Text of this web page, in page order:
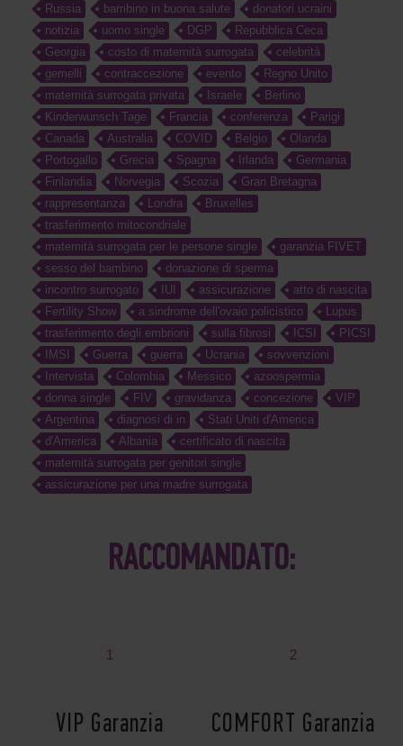
Russia
bambino in buona salute
donatori ucraini
notizia
uomo single DGP
Repubblica Ceca
Georgia
costo di maternità surrogata
celebrità
gemelli
contraccezione evento
Regno Unito
maternità surrogata privata
Israele
Berlino
Kinderwunsch Tage
Francia conferenza
Parigi
Canada
Australia COVID Belgio
Olanda
Portogallo
Grecia Spagna Irlanda
Germania
Finlandia
Norvegia Scozia
Gran Bretagna
rappresentanza
Londra
Bruxelles
trasferimento mitocondriale
maternità surrogata per le persone single
garanzia FIVET
sesso del bambino
donazione di sperma
incontro surrogato
IUI assicurazione
atto di nascita
Fertility Show
a sindrome dell'ovaio policistico
Lupus
trasferimento degli embrioni
sulla fibrosi ICSI
PICSI
IMSI
Guerra guerra Ucrania
sovvenzioni
Intervista
Colombia Messico
azoospermia
donna single
FIV gravidanza concezione
VIP
Argentina
diagnosi di in
Stati Uniti d'America
d'America
Albania
certificato di nascita
maternità surrogata per genitori single
assicurazione per una madre surrogata
RACCOMANDATO:
1
VIP Garanzia
2
COMFORT Garanzia